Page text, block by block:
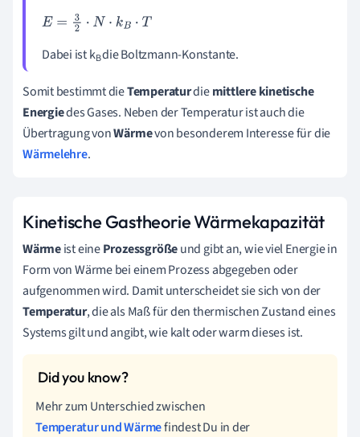
E= 32 N·kB·T
Dabei ist kBdie Boltzmann-Konstante.
Somit bestimmt dieTemperaturdiemittlere kinetische
Energiedes Gases. Neben der Temperatur ist auch die
Übertragung vonWärmevon besonderem Interesse für die
Wärmelehre.
Kinetische Gastheorie Wärmekapazität
Wärmeist eineProzessgrößeund gibt an, wie viel Energie in
Form von Wärme bei einem Prozess abgegeben oder
aufgenommen wird. Damit unterscheidet sie sich von der
Temperatur, die als Maß für den thermischen Zustand eines
Systems gilt und angibt, wie kalt oder warm dieses ist.
Mehr zum Unterschied zwischen
Temperatur und Wärmefindest Du in der